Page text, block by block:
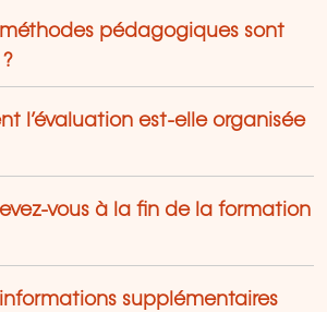
pédagogiques sont
l’évaluation est-elle organisée
vous à la fin de la formation
supplémentaires